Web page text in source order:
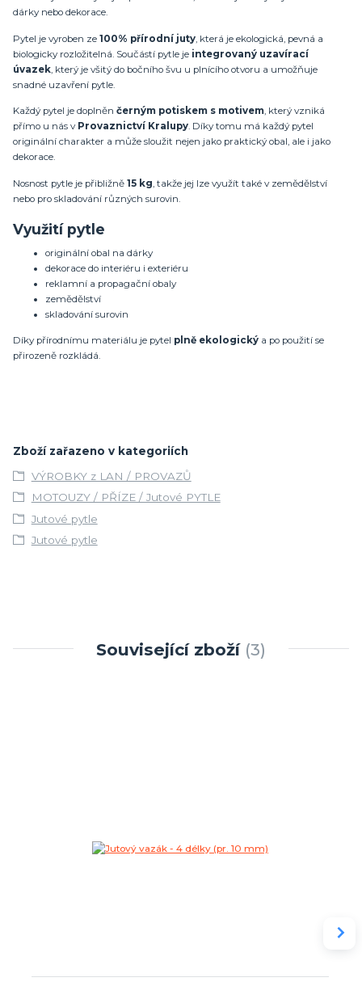
dárky nebo dekorace.
Pytel je vyroben ze 100% přírodní juty, která je ekologická, pevná a
biologicky rozložitelná. Součástí pytle je integrovaný uzavírací
úvazek, který je všitý do bočního švu u plnícího otvoru a umožňuje
snadné uzavření pytle.
Každý pytel je doplněn černým potiskem s motivem, který vzniká
přímo u nás v Provaznictví Kralupy. Díky tomu má každý pytel
originální charakter a může sloužit nejen jako praktický obal, ale i jako
dekorace.
Nosnost pytle je přibližně 15 kg, takže jej lze využít také v zemědělství
nebo pro skladování různých surovin.
Využití pytle
originální obal na dárky
dekorace do interiéru i exteriéru
reklamní a propagační obaly
zemědělství
skladování surovin
Díky přírodnímu materiálu je pytel plně ekologický a po použití se
přirozeně rozkládá.
Zboží zařazeno v kategoriích
VÝROBKY z LAN / PROVAZŮ
MOTOUZY / PŘÍZE / Jutové PYTLE
Jutové pytle
Jutové pytle
Související zboží 3